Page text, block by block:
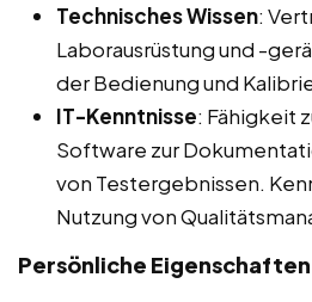
Technisches Wissen:
Laborausrüstung und -
der Bedienung und
IT-Kenntnisse: Fähigkeit
Software zur
von Testergebnissen.
Nutzung von
Persönliche Eigenschaften